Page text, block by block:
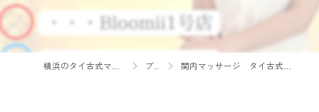
ブログ 関内マッサージ タイ古式マッサージセラピストMEGU